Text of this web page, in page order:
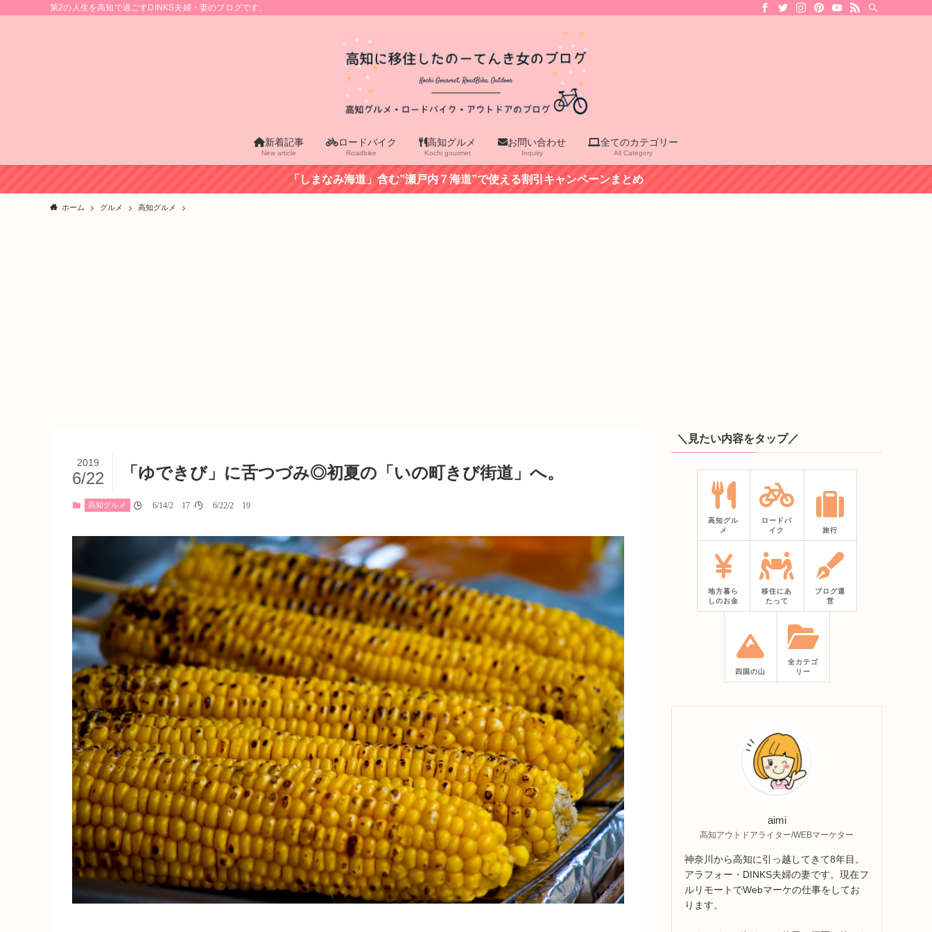
第2の人生を高知で過ごすDINKS夫婦・妻のブログです。
新着記事
New article
ロードバイク
Roadbike
高知グルメ
Kochi gourmet
お問い合わせ
Inquiry
全てのカテゴリー
All Category
「しまなみ海道」含む”瀬戸内７海道”で使える割引キャンペーンまとめ
ホーム グルメ 高知グルメ
「ゆできび」に舌つづみ◎初夏の「いの町きび街道」へ。
2019
6/22
高知グルメ 06/14/2017 06/22/2019
＼見たい内容をタップ／
高知グル
メ
ロードバ
イク
旅行
地方暮ら
しのお金
移住にあ
たって
ブログ運
営
四国の山
全カテゴ
リー
aimi
高知アウトドアライター/WEBマーケター
神奈川から高知に引っ越してきて8年目。
アラフォー・DINKS夫婦の妻です。現在フ
ルリモートでWebマーケの仕事をしてお
ります。